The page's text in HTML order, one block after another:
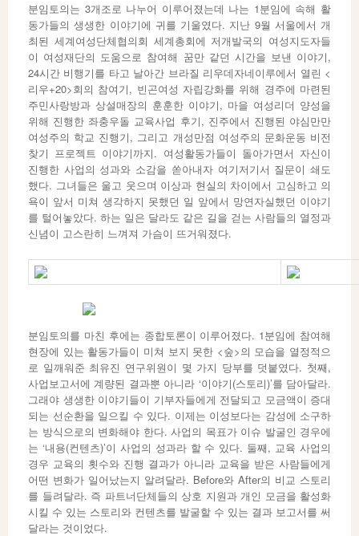
분임토의는 3개조로 나누어 이루어졌는데 나는 1분임에 속해 활
동가들의 생생한 이야기에 귀를 기울였다. 지난 9월 서울에서 개
최된 세계여성단체협의회 세계총회에 저개발국의 여성지도자들
이 여성재단의 도움으로 참여해 꿈만 같던 시간을 보낸 이야기,
24시간 비행기를 타고 날아간 브라질 리우데자네이루에서 열린 <
리우+20>회의 참여기, 빈곤여성 자립강화를 위해 경주에 마련된
주민사랑방과 상설매장의 훈훈한 이야기, 마을 여성리더 양성을
위해 진행한 좌충우돌 교육사업 후기, 진주에서 진행된 야심만만
여성주의 학교 진행기, 그리고 개성만점 여성주의 문화운동 비전
찾기 프로젝트 이야기까지. 여성활동가들이 돌아가면서 자신이
진행한 사업의 성과와 소감을 쏟아내자 여기저기서 질문이 쇄도
했다. 그녀들은 울고 웃으며 이상과 현실의 차이에서 고심하고 의
욕이 앞서 미쳐 생각하지 못했던 일 앞에서 망연자실했던 이야기
를 털어놓았다. 하는 일은 달라도 같은 길을 걷는 사람들의 열정과
신념이 고스란히 느껴져 가슴이 뜨거워졌다.
분임토의를 마친 후에는 종합토론이 이루어졌다. 1분임에 참여해
현장에 있는 활동가들이 미쳐 보지 못한 <숲>의 모습을 열정적으
로 일깨워준 최유진 연구위원이 몇 가지 당부를 덧붙였다. 첫째,
사업보고서에 계량된 결과뿐 아니라 ‘이야기(스토리)’를 담아달라.
그래야 생생한 이야기들이 기부자들에게 전달되고 모금액이 증대
되는 선순환을 일으킬 수 있다. 이제는 이성보다는 감성에 소구하
는 방식으로의 변화해야 한다. 사업의 목표가 이슈 발굴인 경우에
는 ‘내용(컨텐츠)’이 사업의 성과라 할 수 있다. 둘째, 교육 사업의
경우 교육의 횟수와 진행 결과가 아니라 교육을 받은 사람들에게
어떤 변화가 일어났는지 알려달라. Before와 After의 비교 스토리
를 들려달라. 즉 파트너단체들의 상호 지원과 개인 모금을 활성화
시킬 수 있는 스토리와 컨텐츠를 발굴할 수 있는 결과 보고서를 써
달라는 것이었다.